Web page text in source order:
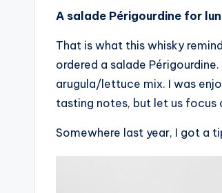
A salade Périgourdine for
That is what this whisky
ordered a salade
arugula/lettuce mix. I was
tasting notes, but let us focus
Somewhere last year, I got a